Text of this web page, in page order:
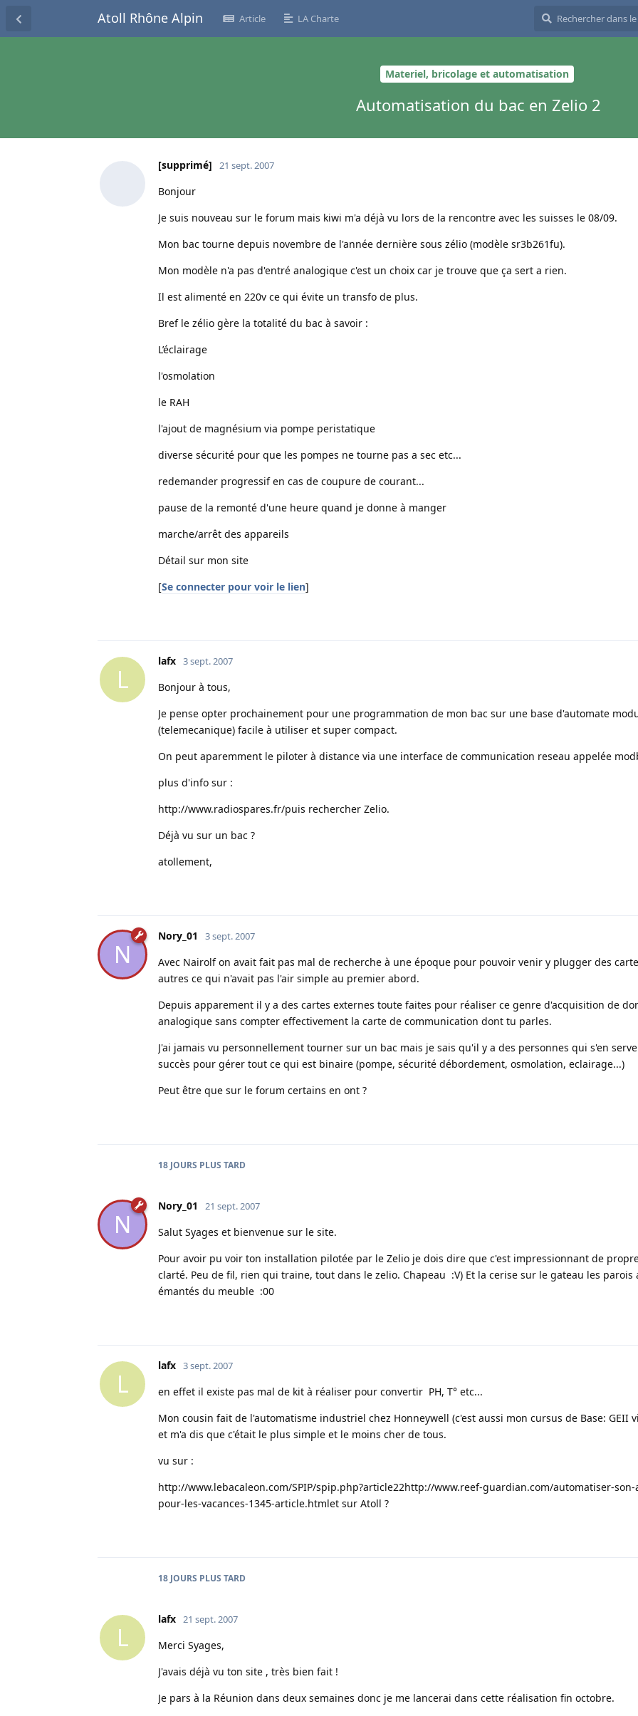
Atoll Rhône Alpin Article LA Charte
Materiel, bricolage et automatisation
Automatisation du bac en Zelio 2
[supprimé] 21 sept. 2007
Bonjour
Je suis nouveau sur le forum mais kiwi m'a déjà vu lors de la rencontre avec les suisses le 08/09.
Mon bac tourne depuis novembre de l'année dernière sous zélio (modèle sr3b261fu).
Mon modèle n'a pas d'entré analogique c'est un choix car je trouve que ça sert a rien.
Il est alimenté en 220v ce qui évite un transfo de plus.
Bref le zélio gère la totalité du bac à savoir :
L’éclairage
l'osmolation
le RAH
l'ajout de magnésium via pompe peristatique
diverse sécurité pour que les pompes ne tourne pas a sec etc...
redemander progressif en cas de coupure de courant...
pause de la remonté d'une heure quand je donne à manger
marche/arrêt des appareils
Détail sur mon site
[Se connecter pour voir le lien]
L
lafx 3 sept. 2007
Bonjour à tous,
Je pense opter prochainement pour une programmation de mon bac sur une base d'automate
(telemecanique) facile à utiliser et super compact.
On peut aparemment le piloter à distance via une interface de communication reseau appelée
plus d'info sur :
http://www.radiospares.fr/puis rechercher Zelio.
Déjà vu sur un bac ?
atollement,
N
Nory_01 3 sept. 2007
Avec Nairolf on avait fait pas mal de recherche à une époque pour pouvoir venir y plugger des
autres ce qui n'avait pas l'air simple au premier abord.
Depuis apparement il y a des cartes externes toute faites pour réaliser ce genre d'acquisition de
analogique sans compter effectivement la carte de communication dont tu parles.
J'ai jamais vu personnellement tourner sur un bac mais je sais qu'il y a des personnes qui s'en
succès pour gérer tout ce qui est binaire (pompe, sécurité débordement, osmolation, eclairage...)
Peut être que sur le forum certains en ont ?
18 JOURS PLUS TARD
N
Nory_01 21 sept. 2007
Salut Syages et bienvenue sur le site.
Pour avoir pu voir ton installation pilotée par le Zelio je dois dire que c'est impressionnant de
clarté. Peu de fil, rien qui traine, tout dans le zelio. Chapeau :V) Et la cerise sur le gateau les parois
émantés du meuble :00
L
lafx 3 sept. 2007
en effet il existe pas mal de kit à réaliser pour convertir PH, T° etc...
Mon cousin fait de l'automatisme industriel chez Honneywell (c'est aussi mon cursus de Base: GEII
et m'a dis que c'était le plus simple et le moins cher de tous.
vu sur :
http://www.lebacaleon.com/SPIP/spip.php?article22http://www.reef-guardian.com/automatiser-
pour-les-vacances-1345-article.htmlet sur Atoll ?
18 JOURS PLUS TARD
L
lafx 21 sept. 2007
Merci Syages,
J'avais déjà vu ton site , très bien fait !
Je pars à la Réunion dans deux semaines donc je me lancerai dans cette réalisation fin octobre.